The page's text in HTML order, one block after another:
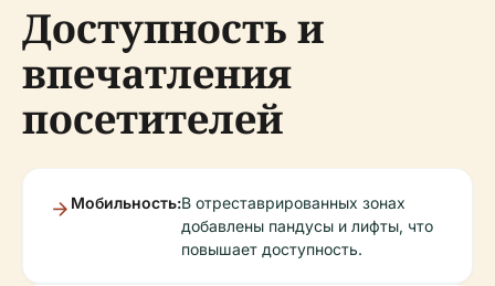
Доступность и
впечатления
посетителей
Мобильность:В отреставрированных зонах
добавлены пандусы и лифты, что
повышает доступность.